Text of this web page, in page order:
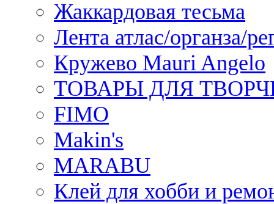
Жаккардовая тесьма
Лента атлас/органза/
Кружево Mauri Angelo
ТОВАРЫ ДЛЯ
FIMO
Makin's
MARABU
Клей для хобби и